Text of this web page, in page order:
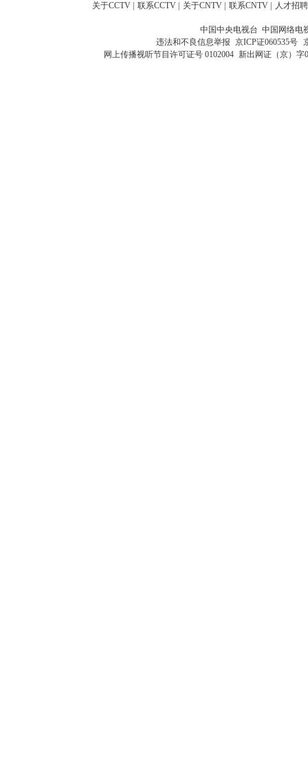
关于CCTV 联系CCTV 关于CNTV 联系CNTV 人才招聘
中国中央电视台 中国网络电
违法和不良信息举报 京ICP证060535号
网上传播视听节目许可证号 0102004 新出网证（京）